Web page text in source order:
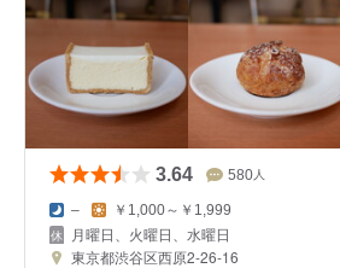
3.64 580人
– ￥1,000～￥1,999
月曜日、火曜日、水曜日
東京都渋谷区西原2-26-16